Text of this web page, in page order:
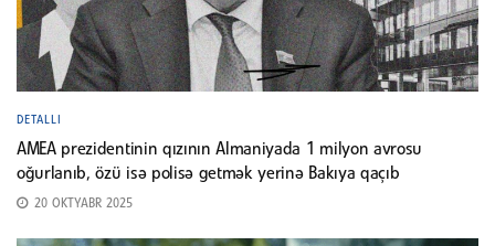
DETALLI
AMEA prezidentinin qızının Almaniyada 1 milyon avrosu
oğurlanıb, özü isə polisə getmək yerinə Bakıya qaçıb
20 OKTYABR 2025